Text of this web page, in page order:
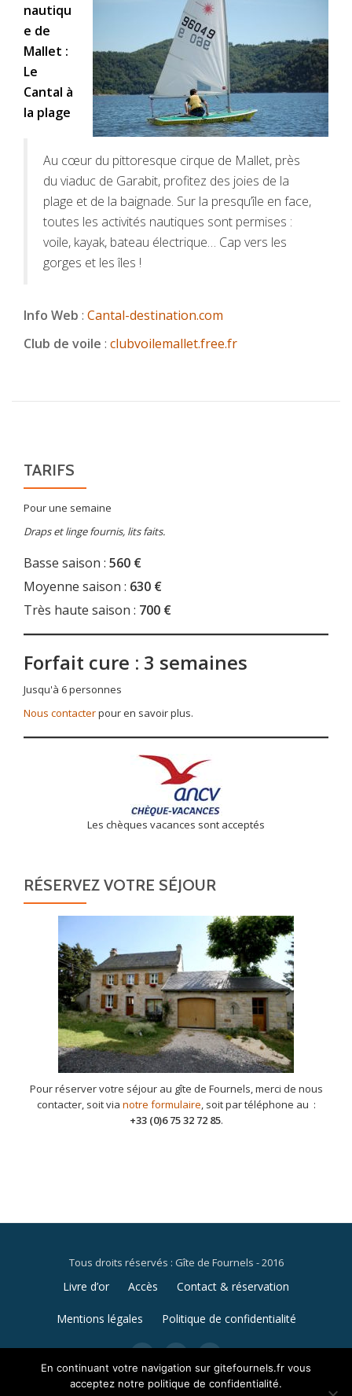
nautiqu
e de
Mallet :
Le
Cantal à
la plage
Au cœur du pittoresque cirque de Mallet, près
du viaduc de Garabit, profitez des joies de la
plage et de la baignade. Sur la presqu’île en face,
toutes les activités nautiques sont permises :
voile, kayak, bateau électrique… Cap vers les
gorges et les îles !
Info Web : Cantal-destination.com
Club de voile : clubvoilemallet.free.fr
TARIFS
Pour une semaine
Draps et linge fournis, lits faits.
Basse saison : 560 €
Moyenne saison : 630 €
Très haute saison : 700 €
Forfait cure : 3 semaines
Jusqu'à 6 personnes
Nous contacterpour en savoir plus.
Les chèques vacances sont acceptés
RÉSERVEZ VOTRE SÉJOUR
Pour réserver votre séjour au gîte de Fournels, merci de nous
contacter, soit via notre formulaire, soit par téléphone au :
+33 (0)6 75 32 72 85.
Tous droits réservés : Gîte de Fournels - 2016
Menu
secondaire
Livre d’or Accès Contact & réservation
Mentions légales Politique de confidentialité
fa-
envelope
fa-
car
fa-
camera
En continuant votre navigation sur gitefournels.fr vous
acceptez notre politique de confidentialité.